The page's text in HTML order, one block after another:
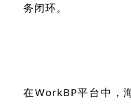
务闭环。
在WorkBP平台中，